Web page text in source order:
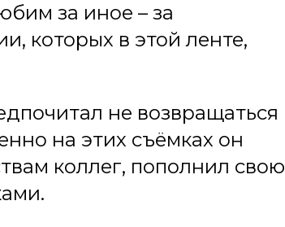
за иное – за
которых в этой ленте,
не возвращаться
на этих съёмках он
коллег, пополнил свою